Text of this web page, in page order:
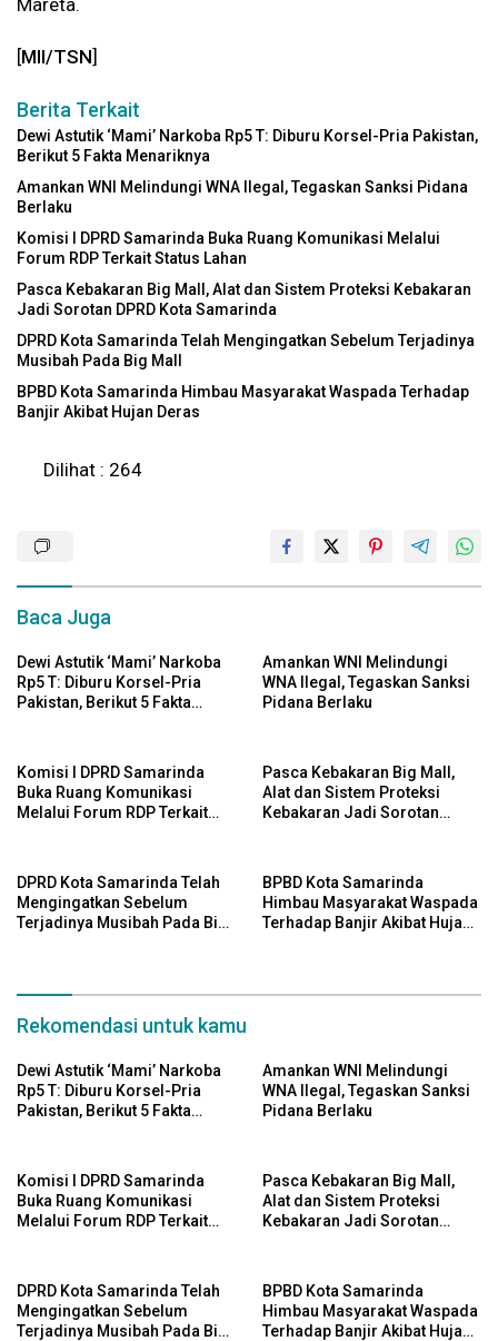
[MII/TSN]
Berita Terkait
Dewi Astutik ‘Mami’ Narkoba Rp5 T: Diburu Korsel-Pria Pakistan,
Berikut 5 Fakta Menariknya
Amankan WNI Melindungi WNA Ilegal, Tegaskan Sanksi Pidana
Berlaku
Komisi I DPRD Samarinda Buka Ruang Komunikasi Melalui
Forum RDP Terkait Status Lahan
Pasca Kebakaran Big Mall, Alat dan Sistem Proteksi Kebakaran
Jadi Sorotan DPRD Kota Samarinda
DPRD Kota Samarinda Telah Mengingatkan Sebelum Terjadinya
Musibah Pada Big Mall
BPBD Kota Samarinda Himbau Masyarakat Waspada Terhadap
Banjir Akibat Hujan Deras
Dilihat : 264
Baca Juga
Dewi Astutik ‘Mami’ Narkoba
Rp5 T: Diburu Korsel-Pria
Pakistan, Berikut 5 Fakta
Amankan WNI Melindungi
WNA Ilegal, Tegaskan Sanksi
Pidana Berlaku
Komisi I DPRD Samarinda
Buka Ruang Komunikasi
Melalui Forum RDP Terkait
Pasca Kebakaran Big Mall,
Alat dan Sistem Proteksi
Kebakaran Jadi Sorotan
DPRD Kota Samarinda Telah
Mengingatkan Sebelum
Terjadinya Musibah Pada Big
BPBD Kota Samarinda
Himbau Masyarakat Waspada
Terhadap Banjir Akibat Hujan
Rekomendasi untuk kamu
Dewi Astutik ‘Mami’ Narkoba
Rp5 T: Diburu Korsel-Pria
Pakistan, Berikut 5 Fakta
Amankan WNI Melindungi
WNA Ilegal, Tegaskan Sanksi
Pidana Berlaku
Komisi I DPRD Samarinda
Buka Ruang Komunikasi
Melalui Forum RDP Terkait
Pasca Kebakaran Big Mall,
Alat dan Sistem Proteksi
Kebakaran Jadi Sorotan
DPRD Kota Samarinda Telah
Mengingatkan Sebelum
Terjadinya Musibah Pada Big
BPBD Kota Samarinda
Himbau Masyarakat Waspada
Terhadap Banjir Akibat Hujan